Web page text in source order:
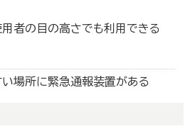
者の目の高さでも利用できる
場所に緊急通報装置がある